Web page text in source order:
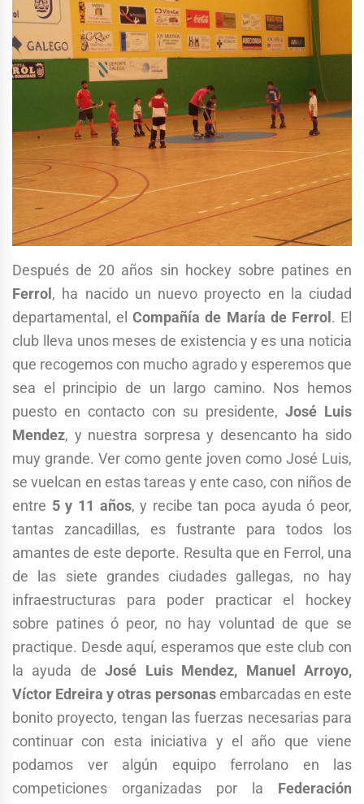
Después de 20 años sin hockey sobre patines en
Ferrol, ha nacido un nuevo proyecto en la ciudad
departamental, elCompañía de María de Ferrol. El
club lleva unos meses de existencia y es una noticia
que recogemos con mucho agrado y esperemos que
sea el principio de un largo camino. Nos hemos
puesto en contacto con su presidente, José Luis
Mendez, y nuestra sorpresa y desencanto ha sido
muy grande. Ver como gente joven como José Luis,
se vuelcan en estas tareas y ente caso, con niños de
entre 5 y 11 años, y recibe tan poca ayuda ó peor,
tantas zancadillas, es fustrante para todos los
amantes de este deporte. Resulta que en Ferrol, una
de las siete grandes ciudades gallegas, no hay
infraestructuras para poder practicar el hockey
sobre patines ó peor, no hay voluntad de que se
practique. Desde aquí, esperamos que este club con
la ayuda deJosé Luis Mendez, Manuel Arroyo,
Víctor Edreira y otras personasembarcadas en este
bonito proyecto, tengan las fuerzas necesarias para
continuar con esta iniciativa y el año que viene
podamos ver algún equipo ferrolano en las
competiciones organizadas por la Federación